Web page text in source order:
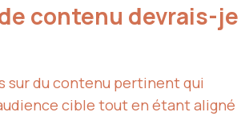
contenu devrais-je
sur du contenu pertinent qui
cible tout en étant aligné